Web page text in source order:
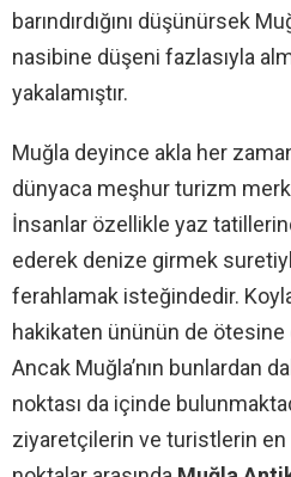
barındırdığını düşünürsek
nasibine düşeni fazlasıyla
yakalamıştır.
Muğla deyince akla her
dünyaca meşhur turizm
İnsanlar özellikle yaz
ederek denize girmek
ferahlamak isteğindedir.
hakikaten ününün de
Ancak Muğla’nın bunlardan
noktası da içinde
ziyaretçilerin ve turistlerin